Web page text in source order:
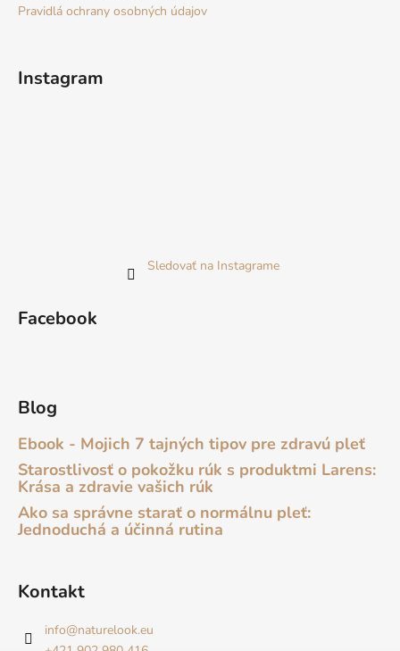
Pravidlá ochrany osobných údajov
Instagram
Sledovať na Instagrame
Facebook
Blog
Ebook - Mojich 7 tajných tipov pre zdravú pleť
Starostlivosť o pokožku rúk s produktmi Larens:
Krása a zdravie vašich rúk
Ako sa správne starať o normálnu pleť:
Jednoduchá a účinná rutina
Kontakt
info@naturelook.eu